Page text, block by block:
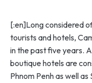
[:en]Long considered
tourists and hotels,
in the past five years.
boutique hotels are
Phnom Penh as well